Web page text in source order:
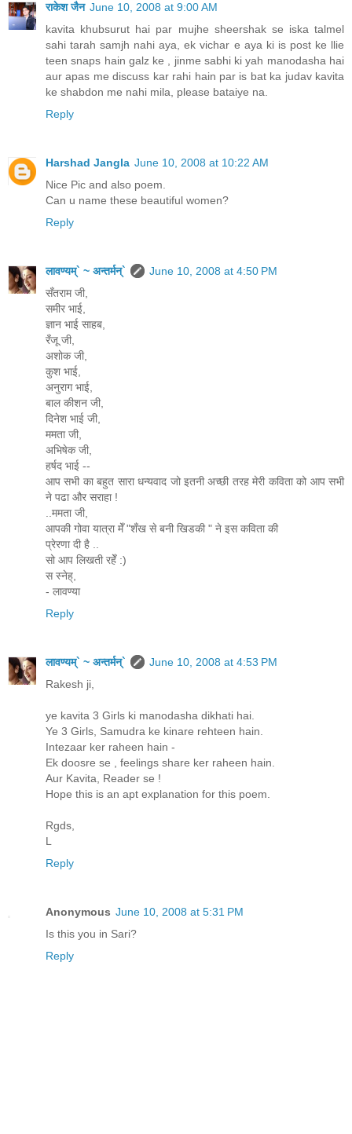
राकेश जैन June 10, 2008 at 9:00 AM
kavita khubsurut hai par mujhe sheershak se iska talmel
sahi tarah samjh nahi aya, ek vichar e aya ki is post ke llie
teen snaps hain galz ke , jinme sabhi ki yah manodasha hai
aur apas me discuss kar rahi hain par is bat ka judav kavita
ke shabdon me nahi mila, please bataiye na.
Reply
Harshad Jangla June 10, 2008 at 10:22 AM
Nice Pic and also poem.
Can u name these beautiful women?
Reply
लावण्यम्` ~ अन्तर्मन्`
June 10, 2008 at 4:50 PM
सँतराम जी,
समीर भाई,
ज्ञान भाई साहब,
रँजू जी,
अशोक जी,
कुश भाई,
अनुराग भाई,
बाल कीशन जी,
दिनेश भाई जी,
ममता जी,
अभिषेक जी,
हर्षद भाई --
आप सभी का बहुत सारा धन्यवाद जो इतनी अच्छी तरह मेरी कविता को आप सभी
ने पढा और सराहा !
..ममता जी,
आपकी गोवा यात्रा मेँ "शँख से बनी खिडकी " ने इस कविता की
प्रेरणा दी है ..
सो आप लिखती रहेँ :)
स स्नेह्,
- लावण्या
Reply
लावण्यम्` ~ अन्तर्मन्`
June 10, 2008 at 4:53 PM
Rakesh ji,
ye kavita 3 Girls ki manodasha dikhati hai.
Ye 3 Girls, Samudra ke kinare rehteen hain.
Intezaar ker raheen hain -
Ek doosre se , feelings share ker raheen hain.
Aur Kavita, Reader se !
Hope this is an apt explanation for this poem.
Rgds,
L
Reply
Anonymous June 10, 2008 at 5:31 PM
Is this you in Sari?
Reply